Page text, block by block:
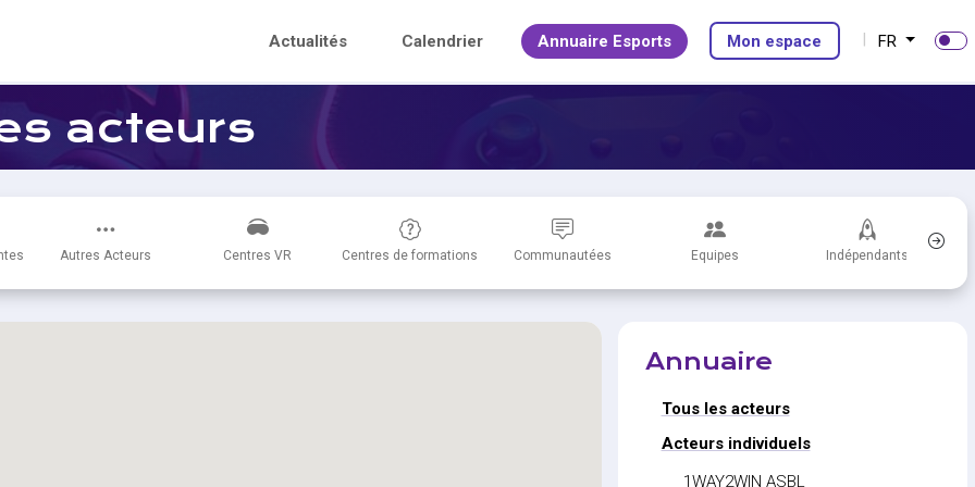
Actualités Calendrier Annuaire Esports Mon espace FR
acteurs
Autres Acteurs Centres VR Centres de formations Communautées Equipes Indépendants
Annuaire
Tous les acteurs
Acteurs individuels
1WAY2WIN ASBL